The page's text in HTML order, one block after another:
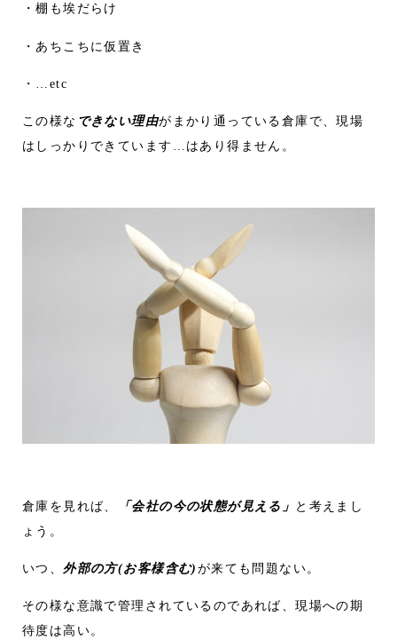
・棚も埃だらけ
・あちこちに仮置き
・…etc
この様な できない理由がまかり通っている倉庫で、現場
はしっかりできています…はあり得ません。
倉庫を見れば、 「会社の今の状態が見える」 と考えまし
ょう。
いつ、 外部の方(お客様含む)が来ても問題ない。
その様な意識で管理されているのであれば、現場への期
待度は高い。